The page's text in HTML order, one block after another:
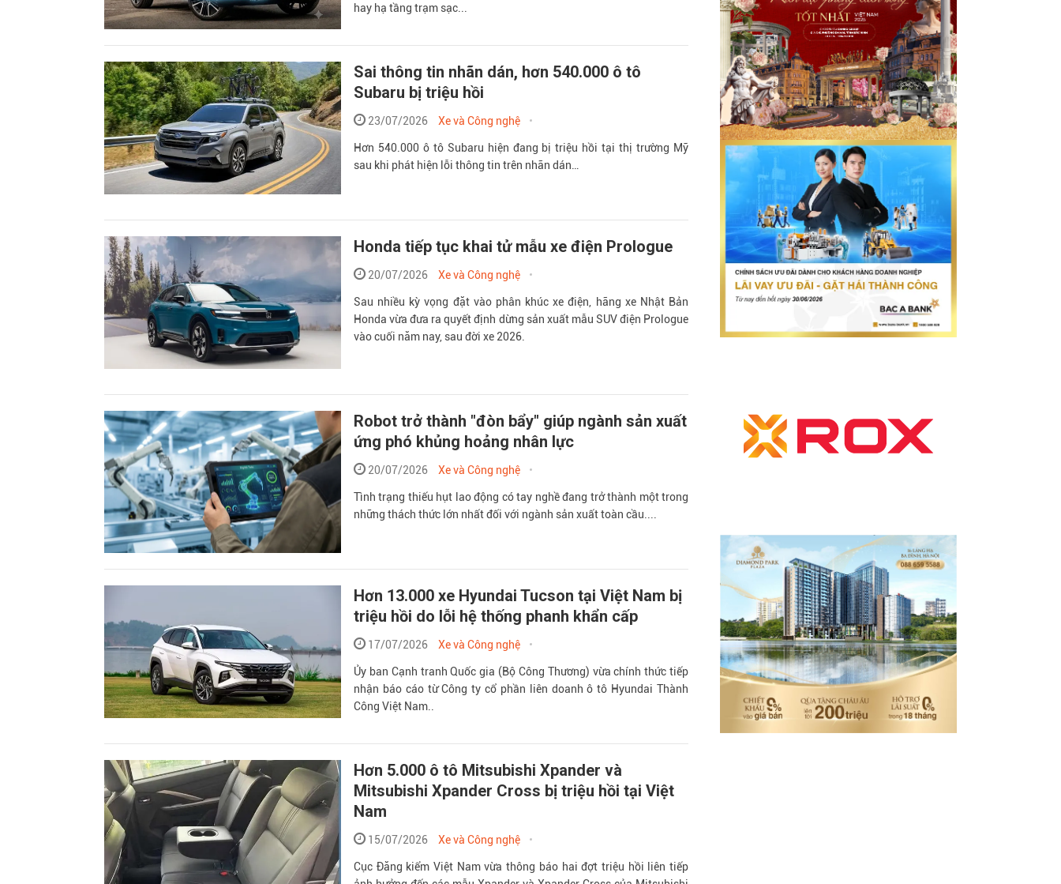
hay hạ tầng trạm sạc...
Sai thông tin nhãn dán, hơn 540.000 ô tô
Subaru bị triệu hồi
23/07/2026 Xe và Công nghệ
Hơn 540.000 ô tô Subaru hiện đang bị triệu hồi tại thị trường Mỹ
sau khi phát hiện lỗi thông tin trên nhãn dán…
Honda tiếp tục khai tử mẫu xe điện Prologue
20/07/2026 Xe và Công nghệ
Sau nhiều kỳ vọng đặt vào phân khúc xe điện, hãng xe Nhật Bản
Honda vừa đưa ra quyết định dừng sản xuất mẫu SUV điện Prologue
vào cuối năm nay, sau đời xe 2026.
Robot trở thành "đòn bẩy" giúp ngành sản xuất
ứng phó khủng hoảng nhân lực
20/07/2026 Xe và Công nghệ
Tình trạng thiếu hụt lao động có tay nghề đang trở thành một trong
những thách thức lớn nhất đối với ngành sản xuất toàn cầu....
Hơn 13.000 xe Hyundai Tucson tại Việt Nam bị
triệu hồi do lỗi hệ thống phanh khẩn cấp
17/07/2026 Xe và Công nghệ
Ủy ban Cạnh tranh Quốc gia (Bộ Công Thương) vừa chính thức tiếp
nhận báo cáo từ Công ty cổ phần liên doanh ô tô Hyundai Thành
Công Việt Nam..
Hơn 5.000 ô tô Mitsubishi Xpander và
Mitsubishi Xpander Cross bị triệu hồi tại Việt
Nam
15/07/2026 Xe và Công nghệ
Cục Đăng kiểm Việt Nam vừa thông báo hai đợt triệu hồi liên tiếp